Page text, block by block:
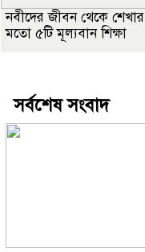
নবীদের জীবন থেকে শেখার
মতো ৫টি মূল্যবান শিক্ষা
সর্বশেষ সংবাদ